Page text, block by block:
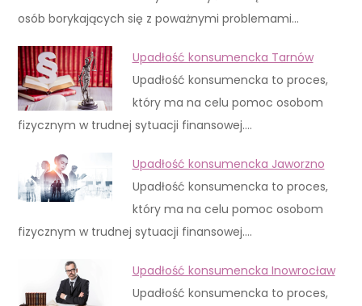
osób borykających się z poważnymi problemami…
Upadłość konsumencka Tarnów
Upadłość konsumencka to proces,
który ma na celu pomoc osobom
fizycznym w trudnej sytuacji finansowej.…
Upadłość konsumencka Jaworzno
Upadłość konsumencka to proces,
który ma na celu pomoc osobom
fizycznym w trudnej sytuacji finansowej.…
Upadłość konsumencka Inowrocław
Upadłość konsumencka to proces,